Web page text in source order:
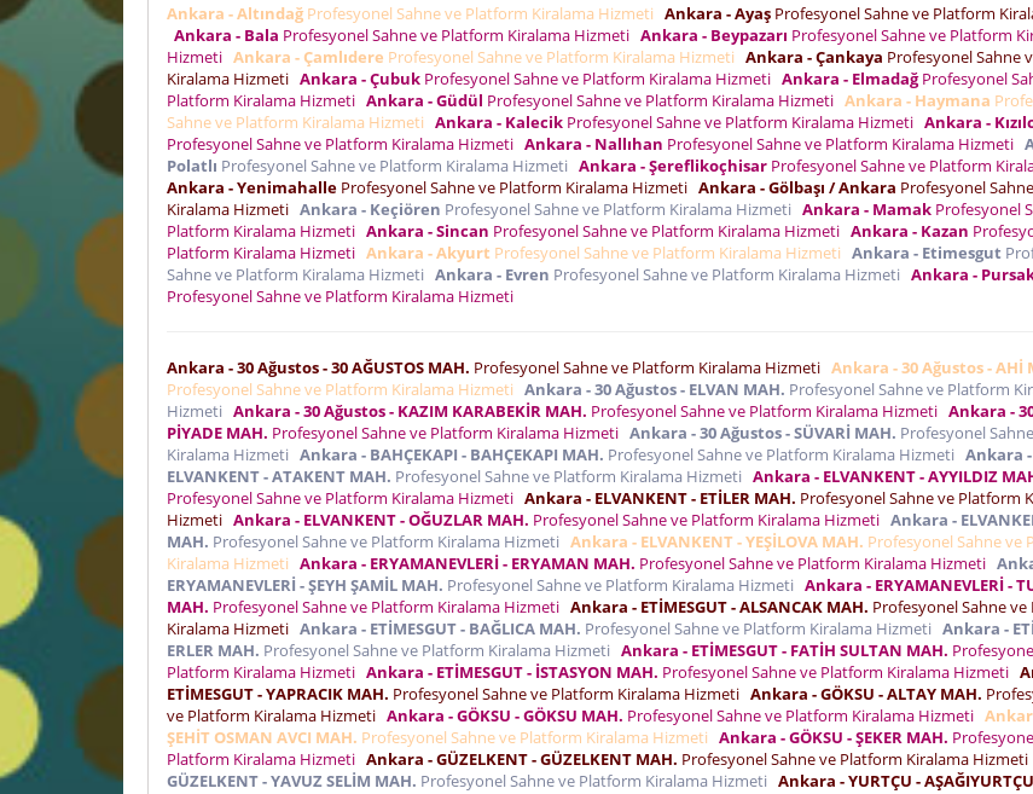
Ankara - Altındağ Profesyonel Sahne ve Platform Kiralama Hizmeti Ankara - Ayaş Profesyonel Sahne ve Platform
Ankara - Bala Profesyonel Sahne ve Platform Kiralama Hizmeti Ankara - Beypazarı Profesyonel Sahne ve Platform
Hizmeti Ankara - Çamlıdere Profesyonel Sahne ve Platform Kiralama Hizmeti Ankara - Çankaya Profesyonel Sahne
Kiralama Hizmeti Ankara - Çubuk Profesyonel Sahne ve Platform Kiralama Hizmeti Ankara - ElmadağProfesyonel
Platform Kiralama Hizmeti Ankara - Güdül Profesyonel Sahne ve Platform Kiralama Hizmeti Ankara - Haymana
Sahne ve Platform Kiralama Hizmeti Ankara - Kalecik Profesyonel Sahne ve Platform Kiralama Hizmeti Ankara -
Profesyonel Sahne ve Platform Kiralama Hizmeti Ankara - Nallıhan Profesyonel Sahne ve Platform Kiralama Hizmeti
Polatlı Profesyonel Sahne ve Platform Kiralama Hizmeti Ankara - Şereflikoçhisar Profesyonel Sahne ve Platform
Ankara - Yenimahalle Profesyonel Sahne ve Platform Kiralama Hizmeti Ankara - Gölbaşı / Ankara Profesyonel
Kiralama Hizmeti Ankara - Keçiören Profesyonel Sahne ve Platform Kiralama Hizmeti Ankara - Mamak Profesyonel
Platform Kiralama Hizmeti Ankara - Sincan Profesyonel Sahne ve Platform Kiralama Hizmeti Ankara - Kazan
Platform Kiralama Hizmeti Ankara - Akyurt Profesyonel Sahne ve Platform Kiralama Hizmeti Ankara - Etimesgut
Sahne ve Platform Kiralama Hizmeti Ankara - Evren Profesyonel Sahne ve Platform Kiralama Hizmeti Ankara -
Profesyonel Sahne ve Platform Kiralama Hizmeti
Ankara - 30 Ağustos - 30 AĞUSTOS MAH. Profesyonel Sahne ve Platform Kiralama Hizmeti Ankara - 30 Ağustos - AHİ
Profesyonel Sahne ve Platform Kiralama Hizmeti Ankara - 30 Ağustos - ELVAN MAH. Profesyonel Sahne ve Platform
Hizmeti Ankara - 30 Ağustos - KAZIM KARABEKİR MAH. Profesyonel Sahne ve Platform Kiralama Hizmeti Ankara -
PİYADE MAH. Profesyonel Sahne ve Platform Kiralama Hizmeti Ankara - 30 Ağustos - SÜVARİ MAH. Profesyonel
Kiralama Hizmeti Ankara - BAHÇEKAPI - BAHÇEKAPI MAH. Profesyonel Sahne ve Platform Kiralama Hizmeti Ankara -
ELVANKENT - ATAKENT MAH. Profesyonel Sahne ve Platform Kiralama Hizmeti Ankara - ELVANKENT - AYYILDIZ
Profesyonel Sahne ve Platform Kiralama Hizmeti Ankara - ELVANKENT - ETİLER MAH. Profesyonel Sahne ve Platform
Hizmeti Ankara - ELVANKENT - OĞUZLAR MAH. Profesyonel Sahne ve Platform Kiralama Hizmeti Ankara -
MAH. Profesyonel Sahne ve Platform Kiralama Hizmeti Ankara - ELVANKENT - YEŞİLOVA MAH. Profesyonel Sahne ve
Kiralama Hizmeti Ankara - ERYAMANEVLERİ - ERYAMAN MAH. Profesyonel Sahne ve Platform Kiralama Hizmeti
ERYAMANEVLERİ - ŞEYH ŞAMİL MAH. Profesyonel Sahne ve Platform Kiralama Hizmeti Ankara - ERYAMANEVLERİ -
MAH. Profesyonel Sahne ve Platform Kiralama Hizmeti Ankara - ETİMESGUT - ALSANCAK MAH. Profesyonel Sahne
Kiralama Hizmeti Ankara - ETİMESGUT - BAĞLICA MAH. Profesyonel Sahne ve Platform Kiralama Hizmeti Ankara -
ERLER MAH. Profesyonel Sahne ve Platform Kiralama Hizmeti Ankara - ETİMESGUT - FATİH SULTAN MAH.
Platform Kiralama Hizmeti Ankara - ETİMESGUT - İSTASYON MAH. Profesyonel Sahne ve Platform Kiralama Hizmeti
ETİMESGUT - YAPRACIK MAH. Profesyonel Sahne ve Platform Kiralama Hizmeti Ankara - GÖKSU - ALTAY MAH.
ve Platform Kiralama Hizmeti Ankara - GÖKSU - GÖKSU MAH. Profesyonel Sahne ve Platform Kiralama Hizmeti
ŞEHİT OSMAN AVCI MAH. Profesyonel Sahne ve Platform Kiralama Hizmeti Ankara - GÖKSU - ŞEKER MAH.
Platform Kiralama Hizmeti Ankara - GÜZELKENT - GÜZELKENT MAH. Profesyonel Sahne ve Platform Kiralama Hizmeti
GÜZELKENT - YAVUZ SELİM MAH. Profesyonel Sahne ve Platform Kiralama Hizmeti Ankara - YURTÇU -